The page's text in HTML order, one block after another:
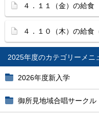
2025年度
2026年度新入学
御所見地域合唱サークル
４．１１（金）の給食
４．１０（木）の給食